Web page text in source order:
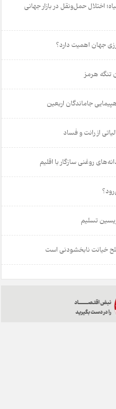
اختلال حمل‌ونقل در بازار جهانی
جهان اهمیت دارد؟
جاماندگان اربعین
روغنی سازگار با اقلیم
تسلیم
خیانت نابخشودنی است